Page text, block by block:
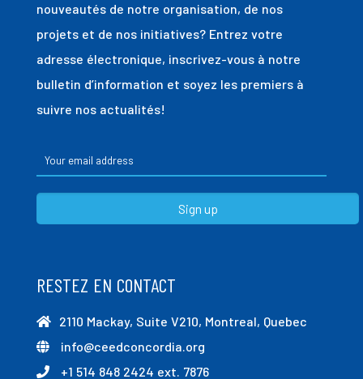
nouveautés de notre organisation, de nos
projets et de nos initiatives? Entrez votre
adresse électronique, inscrivez-vous à notre
bulletin d’information et soyez les premiers à
suivre nos actualités!
RESTEZ EN CONTACT
2110 Mackay, Suite V210, Montreal, Quebec
info@ceedconcordia.org
+1 514 848 2424 ext. 7876